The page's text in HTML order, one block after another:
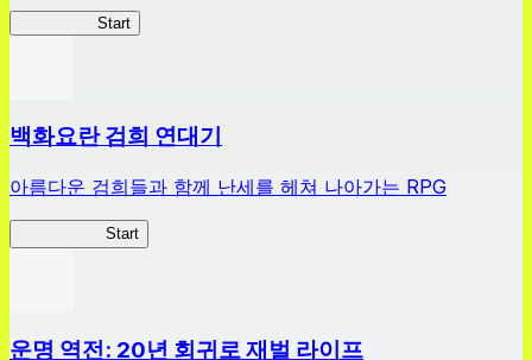
Start
백화요란 검희 연대기
아름다운 검희들과 함께 난세를 헤쳐 나아가는 RPG
Start
운명 역전: 20년 회귀로 재벌 라이프